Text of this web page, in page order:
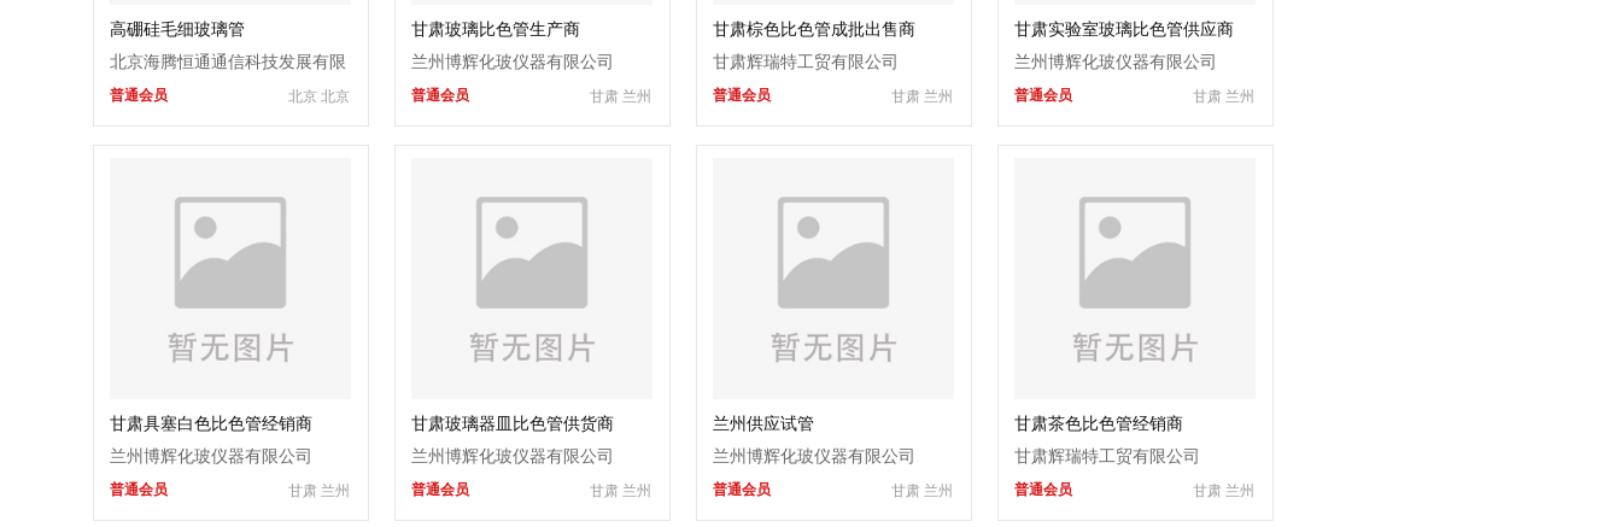
高硼硅毛细玻璃管
北京海腾恒通通信科技发展有限
公司 北京 北京
普通会员
甘肃玻璃比色管生产商
兰州博辉化玻仪器有限公司
甘肃 兰州
普通会员
甘肃棕色比色管成批出售商
甘肃辉瑞特工贸有限公司
甘肃 兰州
普通会员
甘肃实验室玻璃比色管供应商
兰州博辉化玻仪器有限公司
甘肃 兰州
普通会员
甘肃具塞白色比色管经销商
兰州博辉化玻仪器有限公司
甘肃 兰州
普通会员
甘肃玻璃器皿比色管供货商
兰州博辉化玻仪器有限公司
甘肃 兰州
普通会员
兰州供应试管
兰州博辉化玻仪器有限公司
甘肃 兰州
普通会员
甘肃茶色比色管经销商
甘肃辉瑞特工贸有限公司
甘肃 兰州
普通会员